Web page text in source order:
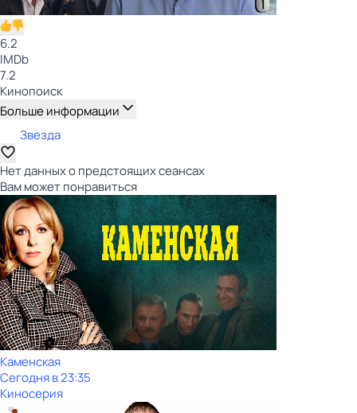
6.2
IMDb
7.2
Кинопоиск
Больше информации
Звезда
Нет данных о предстоящих сеансах
Вам может понравиться
Каменская
Сегодня в 23:35
Киносерия